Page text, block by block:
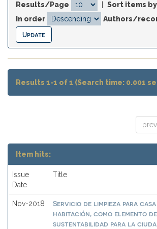
Results/Page
Sort items by
In order
Authors/
Results 1-1 of 1 (Search time: 0.001
Item hits:
Issue
Date
Title
Nov-2018
Servicio de limpieza para casa
habitación, como elemento de
sustentabilidad para la